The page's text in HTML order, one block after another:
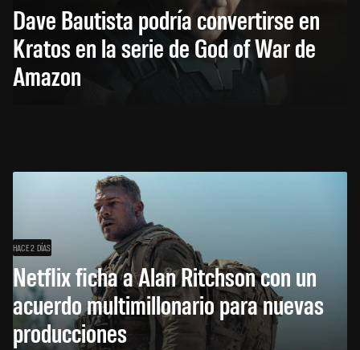
Dave Bautista podría convertirse en
Kratos en la serie de God of War de
Amazon
HACE 2 DÍAS
Netflix ficha a Alan Ritchson con un
acuerdo multimillonario para nuevas
producciones